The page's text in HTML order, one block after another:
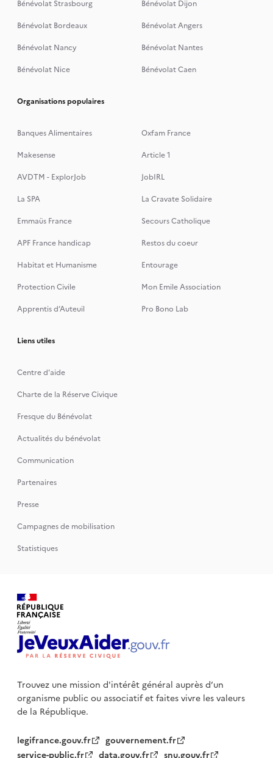
Bénévolat Strasbourg
Bénévolat Dijon
Bénévolat Bordeaux
Bénévolat Angers
Bénévolat Nancy
Bénévolat Nantes
Bénévolat Nice
Bénévolat Caen
Organisations populaires
Banques Alimentaires
Oxfam France
Makesense
Article 1
AVDTM - ExplorJob
JobIRL
La SPA
La Cravate Solidaire
Emmaüs France
Secours Catholique
APF France handicap
Restos du coeur
Habitat et Humanisme
Entourage
Protection Civile
Mon Emile Association
Apprentis d’Auteuil
Pro Bono Lab
Liens utiles
Centre d'aide
Charte de la Réserve Civique
Fresque du Bénévolat
Actualités du bénévolat
Communication
Partenaires
Presse
Campagnes de mobilisation
Statistiques
Trouvez une mission d'intérêt général auprès d’un
organisme publicou associatif et faites vivre les valeurs
de la République.
legifrance.gouv.fr
gouvernement.fr
service-public.fr
data.gouv.fr snu.gouv.fr